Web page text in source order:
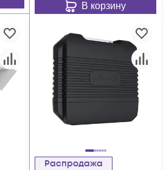
В корзину
Распродажа